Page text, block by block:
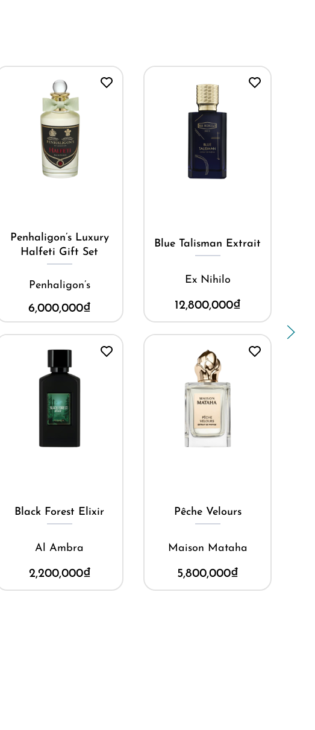
Penhaligon’s Luxury
Halfeti Gift Set
Penhaligon’s
6,000,000₫
Black Forest Elixir
Al Ambra
2,200,000₫
Blue Talisman Extrait
Ex Nihilo
12,800,000₫
Pêche Velours
Maison Mataha
5,800,000₫